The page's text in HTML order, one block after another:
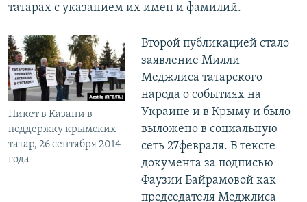
татарах с указанием их имен и фамилий.
Пикет в Казани в
поддержку крымских
татар, 26 сентября 2014
года
​Второй публикацией стало
заявление Милли
Меджлиса татарского
народа о событиях на
Украине и в Крыму и было
выложено в социальную
сеть 27февраля. В тексте
документа за подписью
Фаузии Байрамовой как
председателя Меджлиса